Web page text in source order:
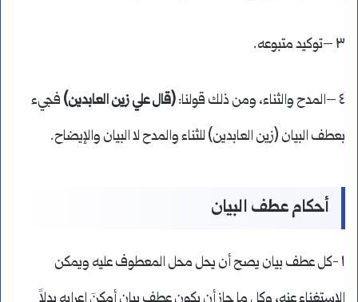
٣ –توكيد متبوعه.
٤ –المدح والثناء، ومن ذلك قولنا: (قال علي زين العابدين) فجيء
بعطف البيان (زين العابدين) للثناء والمدح لا البيان والإيضاح.
أحكام عطف البيان
١ -كل عطف بيان يصح أن يحل محل المعطوف عليه ويمكن